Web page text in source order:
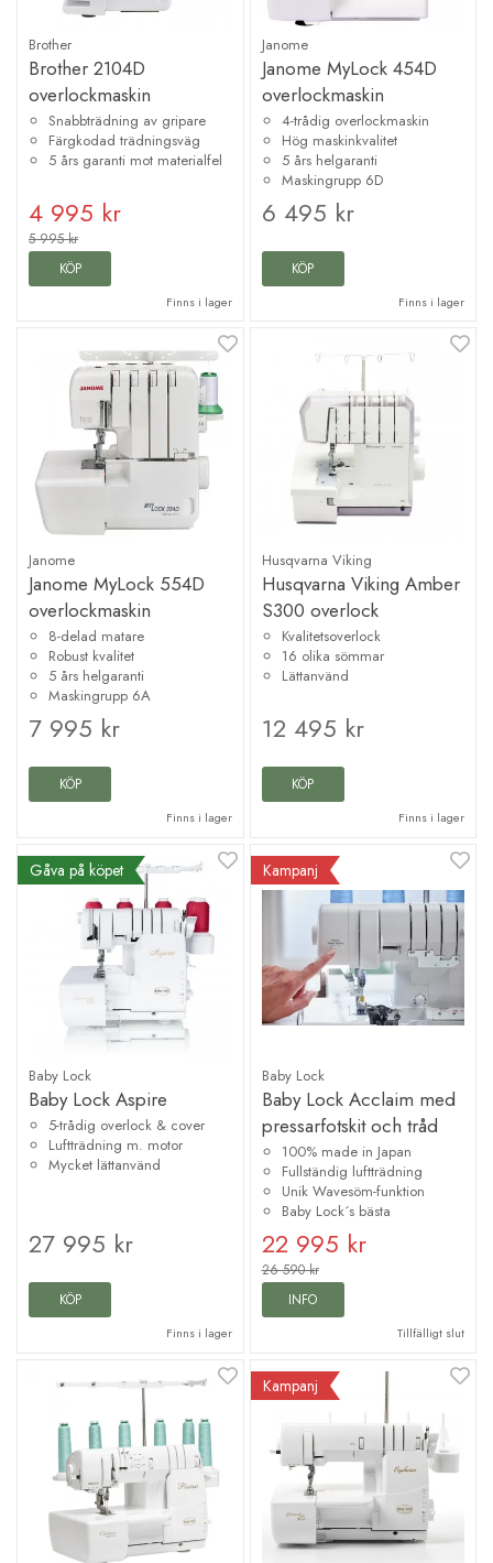
Brother
Brother 2104D
overlockmaskin
Snabbträdning av gripare
Färgkodad trädningsväg
5 års garanti mot materialfel
4 995 kr
5 995 kr
KÖP
Finns i lager
Janome
Janome MyLock 454D
overlockmaskin
4-trådig overlockmaskin
Hög maskinkvalitet
5 års helgaranti
Maskingrupp 6D
6 495 kr
KÖP
Finns i lager
Janome
Janome MyLock 554D
overlockmaskin
8-delad matare
Robust kvalitet
5 års helgaranti
Maskingrupp 6A
7 995 kr
KÖP
Finns i lager
Husqvarna Viking
Husqvarna Viking Amber
S300 overlock
Kvalitetsoverlock
16 olika sömmar
Lättanvänd
12 495 kr
KÖP
Finns i lager
Gåva på köpet
Baby Lock
Baby Lock Aspire
5-trådig overlock & cover
Luftträdning m. motor
Mycket lättanvänd
27 995 kr
KÖP
Finns i lager
Kampanj
Baby Lock
Baby Lock Acclaim med
pressarfotskit och tråd
100% made in Japan
Fullständig luftträdning
Unik Wavesöm-funktion
Baby Lock´s bästa
22 995 kr
26 590 kr
INFO
Tillfälligt slut
Kampanj